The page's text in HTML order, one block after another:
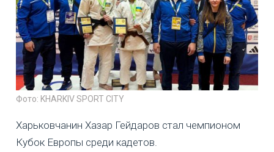
Фото: KHARKIV SPORT CITY
Харьковчанин Хазар Гейдаров стал чемпионом
Кубок Европы среди кадетов.